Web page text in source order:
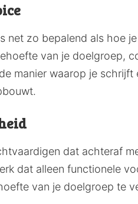
net zo bepalend als hoe
van je doelgroep,
manier waarop je
dat achteraf
dat alleen functionele
van je doelgroep te